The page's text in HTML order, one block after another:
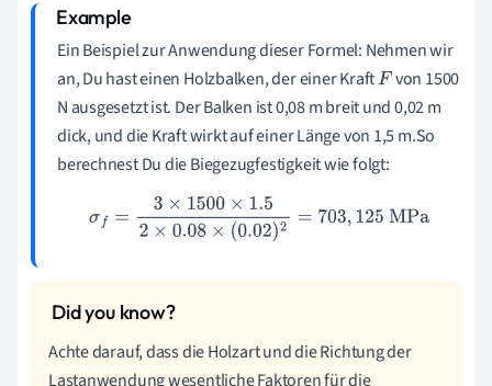
Ein Beispiel zur Anwendung dieser Formel: Nehmen wir
an, Du hast einen Holzbalken, der einer KraftF von 1500
N ausgesetzt ist. Der Balken ist 0,08 m breit und 0,02 m
dick, und die Kraft wirkt auf einer Länge von 1,5 m.So
berechnest Du die Biegezugfestigkeit wie folgt:
σf= 3×1500×1.52×0.08×(0.02)2 =703 125MPa
Achte darauf, dass die Holzart und die Richtung der
Lastanwendung wesentliche Faktoren für die